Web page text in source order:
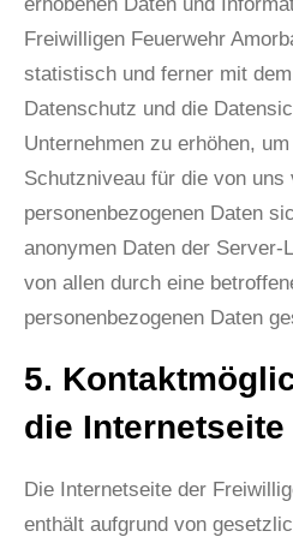
Freiwilligen Feuerwehr
statistisch und ferner mit
Datenschutz und die
Unternehmen zu erhöhen,
Schutzniveau für die von uns
personenbezogenen Daten
anonymen Daten der Server-
von allen durch eine
personenbezogenen Daten
5.
die Internetseite
Die Internetseite der
enthält aufgrund von